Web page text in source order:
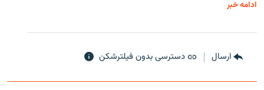
ادامه خبر
ارسال دسترسی بدون فیلترشکن